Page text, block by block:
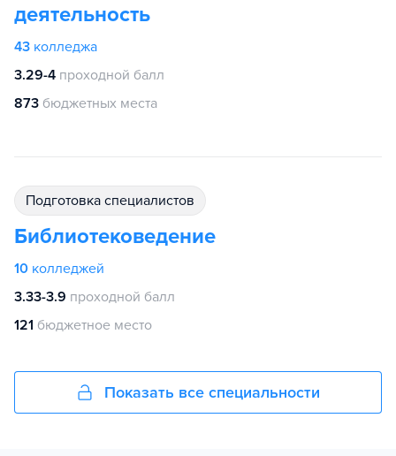
деятельность
43 колледжа
3.29-4 проходной балл
873 бюджетных места
подготовка специалистов
Библиотековедение
10 колледжей
3.33-3.9 проходной балл
121 бюджетное место
Показать все специальности